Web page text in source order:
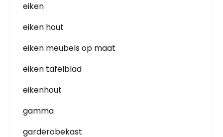
eiken
eiken hout
eiken meubels op maat
eiken tafelblad
eikenhout
gamma
garderobekast